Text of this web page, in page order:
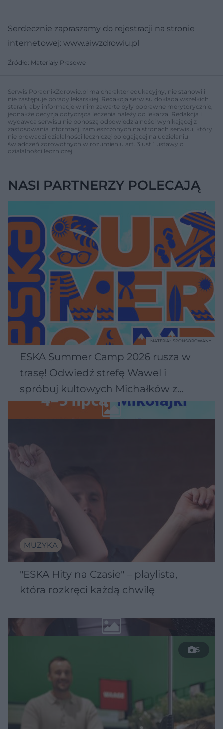
Serdecznie zapraszamy do rejestracji na stronie
internetowej: www.aiwzdrowiu.pl
Źródło: Materiały Prasowe
Serwis PoradnikZdrowie.pl ma charakter edukacyjny, nie stanowi i
nie zastępuje porady lekarskiej. Redakcja serwisu dokłada wszelkich
starań, aby informacje w nim zawarte były poprawne merytorycznie,
jednakże decyzja dotycząca leczenia należy do lekarza. Redakcja i
wydawca serwisu nie ponoszą odpowiedzialności wynikającej z
zastosowania informacji zamieszczonych na stronach serwisu, który
nie prowadzi działalności leczniczej polegającej na udzielaniu
świadczeń zdrowotnych w rozumieniu art. 3 ust 1 ustawy o
działalności leczniczej.
NASI PARTNERZY POLECAJĄ
ESKA Summer Camp 2026 rusza w
trasę! Odwiedź strefę Wawel i
spróbuj kultowych Michałków z
Wawelu
MATERIAŁ SPONSOROWANY
MUZYKA
"ESKA Hity na Czasie" – playlista,
która rozkręci każdą chwilę
5